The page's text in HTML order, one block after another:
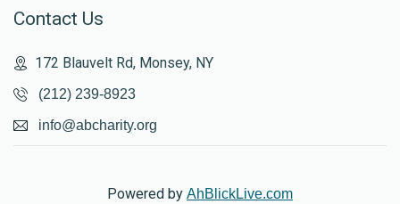
Contact Us
172 Blauvelt Rd, Monsey, NY
(212) 239-8923
info@abcharity.org
Powered by AhBlickLive.com